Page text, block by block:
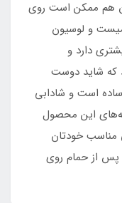
هم ممکن است روی
میست و لوسیون
دارد و
که شاید دوست
ساده است و شادابی
این محصول
مناسب خودتان
پس از حمام روی